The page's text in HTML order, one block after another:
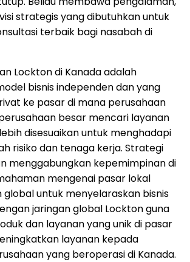
strategis yang dibutuhkan untuk
terbaik bagi nasabah di
Lockton di Kanada adalah
bisnis independen dan yang
ke pasar di mana perusahaan
besar mencari layanan
disesuaikan untuk menghadapi
risiko dan tenaga kerja. Strategi
menggabungkan kepemimpinan di
mengenai pasar lokal
global untuk menyelaraskan bisnis
jaringan global Lockton guna
dan layanan yang unik di pasar
layanan kepada
yang beroperasi di Kanada.